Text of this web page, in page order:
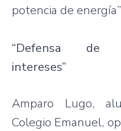
potencia de energía”
“Defensa de
intereses”
Amparo Lugo,
Colegio Emanuel,